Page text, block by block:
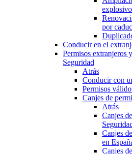
por
Conducir en el
Permisos extranjeros
Seguridad
Atrás
Conducir con
Permisos
Canjes de
Atrás
Canjes
Canjes
en
Canjes